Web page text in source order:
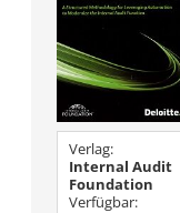
Verlag:
Internal Audit
Foundation
Verfügbar: